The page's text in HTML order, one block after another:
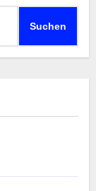
Suchen